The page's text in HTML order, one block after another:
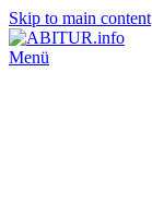
Skip to main content
Menü